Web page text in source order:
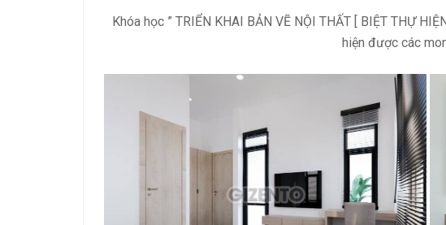
Khóa học ” TRIỂN KHAI BẢN VẼ NỘI THẤT [ BIỆT THỰ
hiện được các